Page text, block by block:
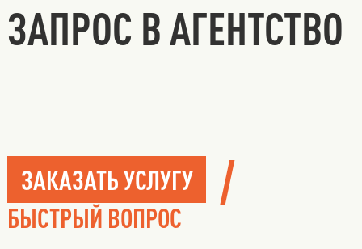
ЗАПРОС В АГЕНТСТВО
ЗАКАЗАТЬ УСЛУГУ /
БЫСТРЫЙ ВОПРОС